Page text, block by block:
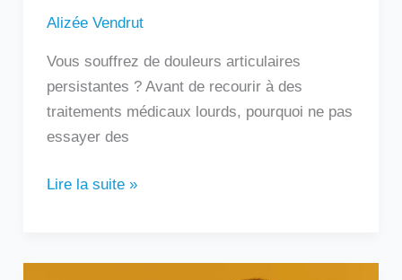
Alizée Vendrut
Vous souffrez de douleurs articulaires
persistantes ? Avant de recourir à des
traitements médicaux lourds, pourquoi ne pas
essayer des
Lire la suite »